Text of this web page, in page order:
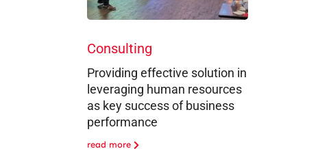
Consulting
Providing effective solution in
leveraging human resources
as key success of business
performance
read more